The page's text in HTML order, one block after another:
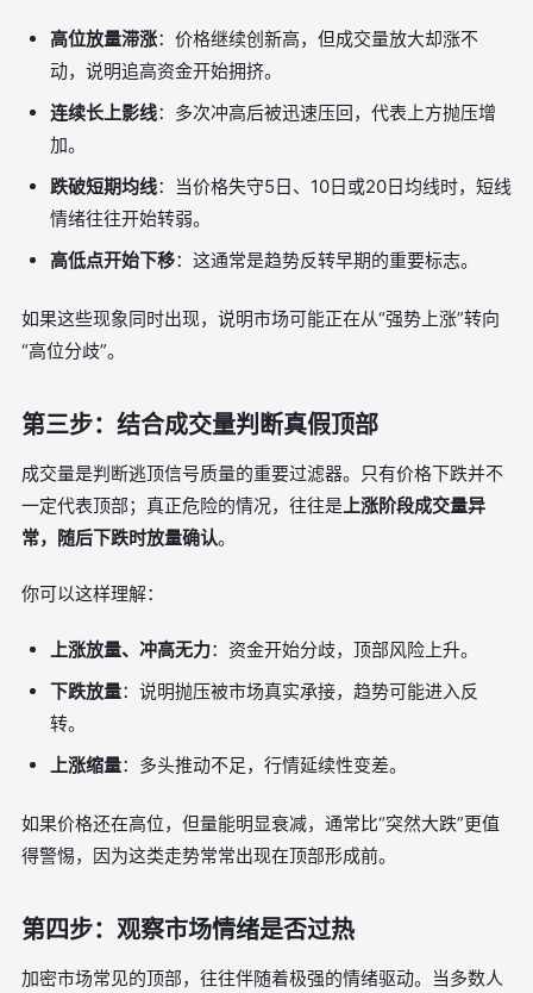
高位放量滞涨：价格继续创新高，但成交量放大却涨不
动，说明追高资金开始拥挤。
连续长上影线：多次冲高后被迅速压回，代表上方抛压增
加。
跌破短期均线：当价格失守5日、10日或20日均线时，短线
情绪往往开始转弱。
高低点开始下移：这通常是趋势反转早期的重要标志。
如果这些现象同时出现，说明市场可能正在从“强势上涨”转向
“高位分歧”。
第三步：结合成交量判断真假顶部
成交量是判断逃顶信号质量的重要过滤器。只有价格下跌并不
一定代表顶部；真正危险的情况，往往是上涨阶段成交量异
常，随后下跌时放量确认。
你可以这样理解：
上涨放量、冲高无力：资金开始分歧，顶部风险上升。
下跌放量：说明抛压被市场真实承接，趋势可能进入反
转。
上涨缩量：多头推动不足，行情延续性变差。
如果价格还在高位，但量能明显衰减，通常比“突然大跌”更值
得警惕，因为这类走势常常出现在顶部形成前。
第四步：观察市场情绪是否过热
加密市场常见的顶部，往往伴随着极强的情绪驱动。当多数人